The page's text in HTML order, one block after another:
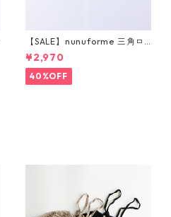
【SALE】nunuforme 三角ロ
ゴプリントT 105-145
¥2,970
40%OFF